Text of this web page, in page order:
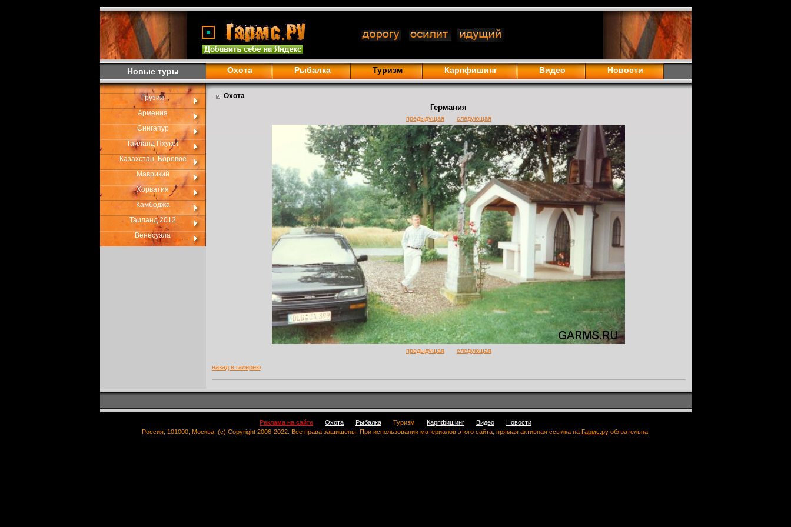
Новые туры Охота Рыбалка Туризм Карпфишинг Видео Новости
Грузия
Армения
Сингапур
Таиланд Пхукет
Казахстан. Боровое
Маврикий
Хорватия
Камбоджа
Таиланд 2012
Венесуэла
Охота
Германия
предыдущая следующая
предыдущая следующая
назад в галерею
Реклама на сайте Охота Рыбалка Туризм Карпфишинг Видео
Новости
Россия, 101000, Москва. (c) Copyright 2006-2022. Все права защищены. При использовании материалов этого сайта, прямая активная ссылка на Гармс.руобязательна.